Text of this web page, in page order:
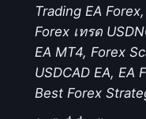
Trading EA
Forex เทรด
EA MT4, Forex
USDCAD EA, EA
Best Forex